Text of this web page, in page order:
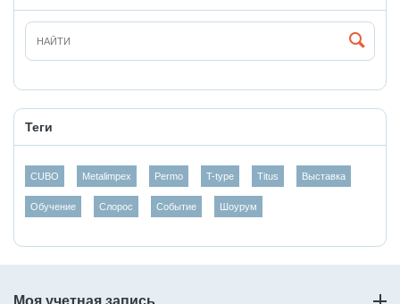
Теги
CUBO Metalimpex Permo T-type Titus Выставка
Обучение Слорос Событие Шоурум
Моя учетная запись